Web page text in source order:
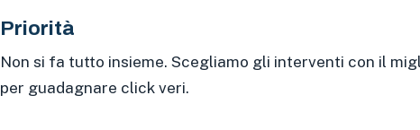
Priorità
Non si fa tutto insieme. Scegliamo gli interventi con il
per guadagnare click veri.